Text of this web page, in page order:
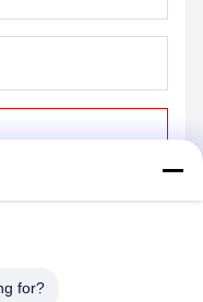
for?